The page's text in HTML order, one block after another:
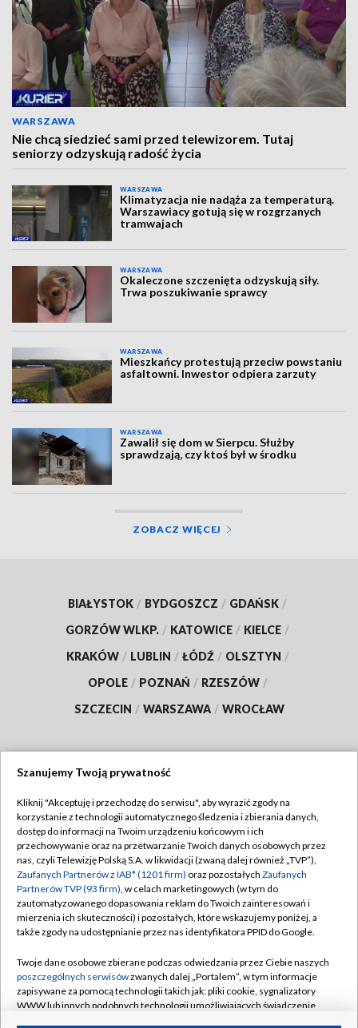
WARSZAWA
Nie chcą siedzieć sami przed telewizorem. Tutaj
seniorzy odzyskują radość życia
WARSZAWA
Klimatyzacja nie nadąża za temperaturą.
Warszawiacy gotują się w rozgrzanych
tramwajach
WARSZAWA
Okaleczone szczenięta odzyskują siły.
Trwa poszukiwanie sprawcy
WARSZAWA
Mieszkańcy protestują przeciw powstaniu
asfaltowni. Inwestor odpiera zarzuty
WARSZAWA
Zawalił się dom w Sierpcu. Służby
sprawdzają, czy ktoś był w środku
ZOBACZ WIĘCEJ
BIAŁYSTOK / BYDGOSZCZ / GDAŃSK /
GORZÓW WLKP. / KATOWICE / KIELCE /
KRAKÓW / LUBLIN / ŁÓDŹ / OLSZTYN /
OPOLE / POZNAŃ / RZESZÓW /
SZCZECIN / WARSZAWA / WROCŁAW
TVP
Abonament TVP
Emisja w TVP
Centrum informacji TVP
Naziemna Telewizja Cyfrowa
Rada Programowa
System NOS
Regulamin TVP
Polityka prywatności
Moje zgody
Pomoc
Kontakt
Szanujemy Twoją prywatność
Kliknij "Akceptuję i przechodzę do serwisu", aby wyrazić zgody na
korzystanie z technologii automatycznego śledzenia i zbierania danych,
dostęp do informacji na Twoim urządzeniu końcowym i ich
przechowywanie oraz na przetwarzanie Twoich danych osobowych przez
nas, czyli Telewizję Polską S.A. w likwidacji (zwaną dalej również „TVP”),
Zaufanych Partnerów z IAB* (1201 firm) oraz pozostałych Zaufanych
Partnerów TVP (93 firm), w celach marketingowych (w tym do
zautomatyzowanego dopasowania reklam do Twoich zainteresowań i
mierzenia ich skuteczności) i pozostałych, które wskazujemy poniżej, a
także zgody na udostępnianie przez nas identyfikatora PPID do Google.
Twoje dane osobowe zbierane podczas odwiedzania przez Ciebie naszych
poszczególnych serwisówzwanych dalej „Portalem”, w tym informacje
zapisywane za pomocą technologii takich jak: pliki cookie, sygnalizatory
WWW lub innych podobnych technologii umożliwiających świadczenie